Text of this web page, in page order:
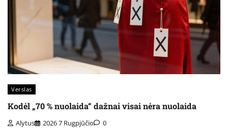
Verslas
Kodėl „70 % nuolaida“ dažnai visai nėra nuolaida
Alytus 2026 7 Rugpjūčio 0